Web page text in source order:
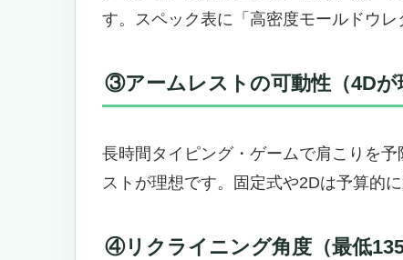
す。スペック表に「高密度モールドウ
③アームレストの可動性（4Dが
長時間タイピング・ゲームで肩こりを
ストが理想です。固定式や2Dは予算的に
④リクライニング角度（最低135